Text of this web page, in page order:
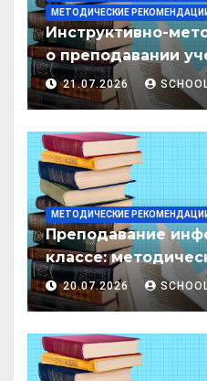
МЕТОДИЧЕСКИЕ
Инструктивно-
о преподавании
дисциплин в
образования ПМР
21.07.2026
МЕТОДИЧЕСКИЕ
Преподавание
классе:
20.07.2026